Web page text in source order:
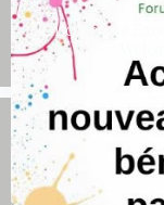
Discover the